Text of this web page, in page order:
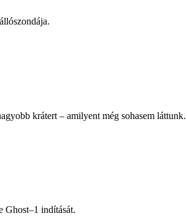
krátert – amilyent még sohasem láttunk.
Ghost–1 indítását.